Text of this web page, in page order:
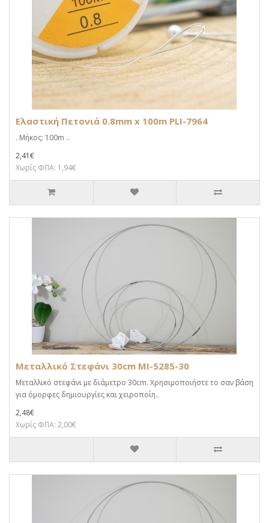
Ελαστική Πετονιά 0.8mm x 100m PLI-7964
. Μήκος: 100m ..
2,41€
Χωρίς ΦΠΑ: 1,94€
Μεταλλικό Στεφάνι 30cm MI-5285-30
Μεταλλικό στεφάνι με διάμετρο 30cm. Χρησιμοποιήστε το σαν βάση
για όμορφες δημιουργίες και χειροποίη..
2,48€
Χωρίς ΦΠΑ: 2,00€